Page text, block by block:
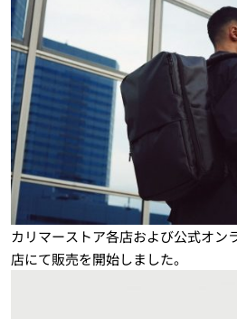
カリマーストア各店および公式オン
店にて販売を開始しました。